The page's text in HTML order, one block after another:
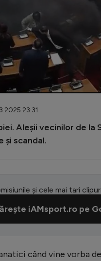
23:31
Aleșii vecinilor de la
și scandal.
și cele mai tari
iAMsport.ro pe
când vine vorba